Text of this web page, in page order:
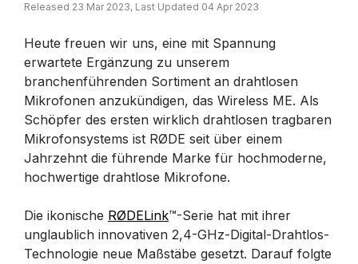
Released 23 Mar 2023, Last Updated 04 Apr 2023
Heute freuen wir uns, eine mit Spannung
erwartete Ergänzung zu unserem
branchenführenden Sortiment an drahtlosen
Mikrofonen anzukündigen, das Wireless ME. Als
Schöpfer des ersten wirklich drahtlosen tragbaren
Mikrofonsystems ist RØDE seit über einem
Jahrzehnt die führende Marke für hochmoderne,
hochwertige drahtlose Mikrofone.
Die ikonische RØDELink™-Serie hat mit ihrer
unglaublich innovativen 2,4-GHz-Digital-Drahtlos-
Technologie neue Maßstäbe gesetzt. Darauf folgte